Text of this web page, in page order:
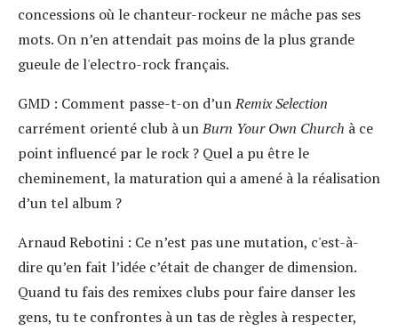
concessions où le chanteur-rockeur ne mâche pas ses
mots. On n’en attendait pas moins de la plus grande
gueule de l'electro-rock français.
GMD : Comment passe-t-on d’unRemix Selection
carrément orienté club à unBurn Your Own Church à ce
point influencé par le rock ? Quel a pu être le
cheminement, la maturation qui a amené à la réalisation
d’un tel album ?
Arnaud Rebotini : Ce n’est pas une mutation, c'est-à-
dire qu’en fait l’idée c’était de changer de dimension.
Quand tu fais des remixes clubs pour faire danser les
gens, tu te confrontes à un tas de règles à respecter,